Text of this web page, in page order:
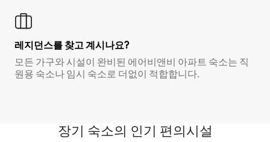
레지던스를 찾고 계시나요?
모든 가구와 시설이 완비된 에어비앤비 아파트 숙소는 직
원용 숙소나 임시 숙소로 더없이 적합합니다.
장기 숙소의 인기 편의시설